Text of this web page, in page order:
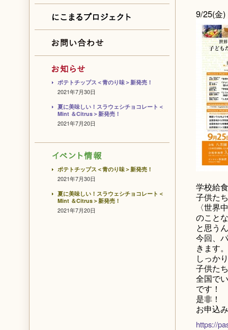
9/25(金)
学校給
子供た
〈世界
のこと
と思う
今回、
きます。
しっか
子供た
全国で
です！
是非！
お申込
https://
ポテトチップス＜青のり味＞新発売！
2021年7月30日
夏に美味しい！スラウェシチョコレート＜
Mint ＆Citrus＞新発売！
2021年7月20日
ポテトチップス＜青のり味＞新発売！
2021年7月30日
夏に美味しい！スラウェシチョコレート＜
Mint ＆Citrus＞新発売！
2021年7月20日